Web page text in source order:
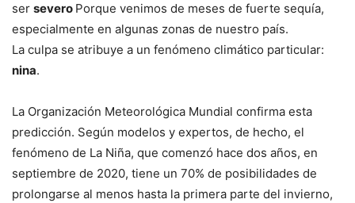
ser severo Porque venimos de meses de fuerte sequía,
especialmente en algunas zonas de nuestro país.
La culpa se atribuye a un fenómeno climático particular:
nina.
La Organización Meteorológica Mundial confirma esta
predicción. Según modelos y expertos, de hecho, el
fenómeno de La Niña, que comenzó hace dos años, en
septiembre de 2020, tiene un 70% de posibilidades de
prolongarse al menos hasta la primera parte del invierno,